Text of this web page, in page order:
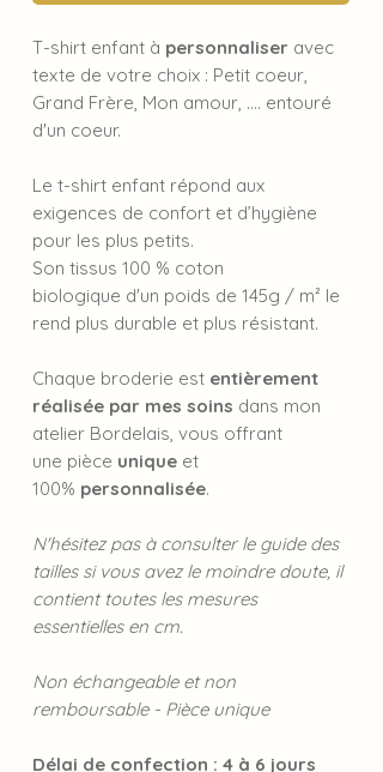
T-shirt enfant à personnaliser avec
texte de votre choix : Petit coeur,
Grand Frère, Mon amour, .... entouré
d'un coeur.
Le t-shirt enfant répond aux
exigences de confort et d’hygiène
pour les plus petits.
Son tissus 100 % coton
biologique d'un poids de 145g / m² le
rend plus durable et plus résistant.
Chaque broderie est entièrement
réalisée par mes soins dans mon
atelier Bordelais, vous offrant
une pièce unique et
100% personnalisée.
N'hésitez pas à consulter le guide des
tailles si vous avez le moindre doute, il
contient toutes les mesures
essentielles en cm.
Non échangeable et non
remboursable - Pièce unique
Délai de confection : 4 à 6 jours